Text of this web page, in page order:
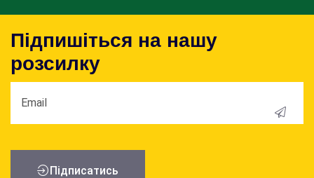
Підпишіться на нашу
розсилку
Пiдписатись